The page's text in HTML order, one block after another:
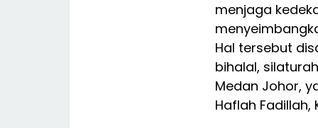
menjaga
Hal tersebut
bihalal,
Medan Johor,
Haflah Fadillah,